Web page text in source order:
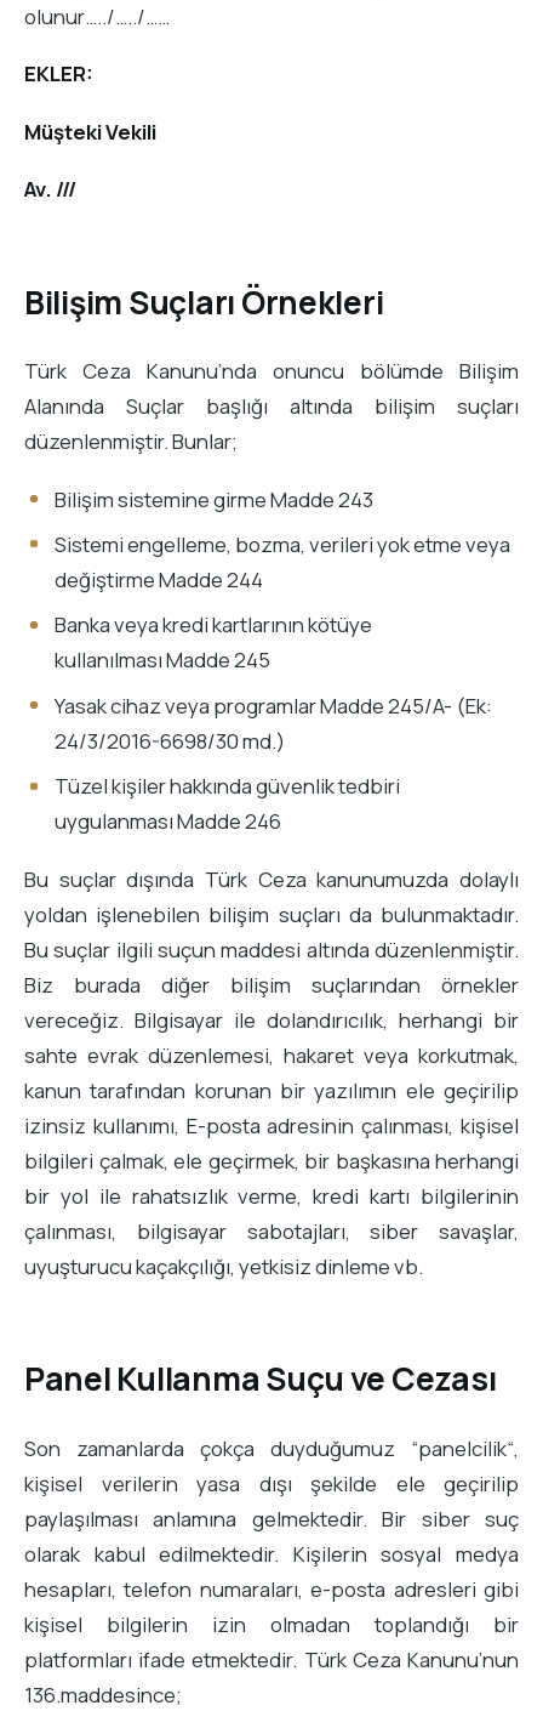
olunur…../…../……
EKLER:
Müşteki Vekili
Av. ///
Bilişim Suçları Örnekleri
Türk Ceza Kanunu’nda onuncu bölümde Bilişim
Alanında Suçlar başlığı altında bilişim suçları
düzenlenmiştir. Bunlar;
Bilişim sistemine girme Madde 243
Sistemi engelleme, bozma, verileri yok etme veya
değiştirme Madde 244
Banka veya kredi kartlarının kötüye
kullanılması Madde 245
Yasak cihaz veya programlar Madde 245/A- (Ek:
24/3/2016-6698/30 md.)
Tüzel kişiler hakkında güvenlik tedbiri
uygulanması Madde 246
Bu suçlar dışında Türk Ceza kanunumuzda dolaylı
yoldan işlenebilen bilişim suçları da bulunmaktadır.
Bu suçlar ilgili suçun maddesi altında düzenlenmiştir.
Biz burada diğer bilişim suçlarından örnekler
vereceğiz. Bilgisayar ile dolandırıcılık, herhangi bir
sahte evrak düzenlemesi, hakaret veya korkutmak,
kanun tarafından korunan bir yazılımın ele geçirilip
izinsiz kullanımı, E-posta adresinin çalınması, kişisel
bilgileri çalmak, ele geçirmek, bir başkasına herhangi
bir yol ile rahatsızlık verme, kredi kartı bilgilerinin
çalınması, bilgisayar sabotajları, siber savaşlar,
uyuşturucu kaçakçılığı, yetkisiz dinleme vb.
Panel Kullanma Suçu ve Cezası
Son zamanlarda çokça duyduğumuz “panelcilik“,
kişisel verilerin yasa dışı şekilde ele geçirilip
paylaşılması anlamına gelmektedir. Bir siber suç
olarak kabul edilmektedir. Kişilerin sosyal medya
hesapları, telefon numaraları, e-posta adresleri gibi
kişisel bilgilerin izin olmadan toplandığı bir
platformları ifade etmektedir. Türk Ceza Kanunu’nun
136.maddesince;